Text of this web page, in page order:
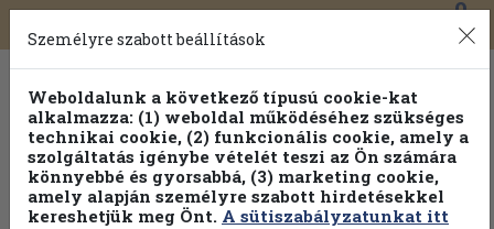
Toggle
navigation
0
Válogasson több mint 1.000.000 kiadványunk közül
100% kedvezménnyel!
Személyre szabott beállítások
Weboldalunk a következő típusú cookie-kat
alkalmazza: (1) weboldal működéséhez szükséges
technikai cookie, (2) funkcionális cookie, amely a
szolgáltatás igénybe vételét teszi az Ön számára
könnyebbé és gyorsabbá, (3) marketing cookie,
amely alapján személyre szabott hirdetésekkel
kereshetjük meg Önt. A sütiszabályzatunkat itt